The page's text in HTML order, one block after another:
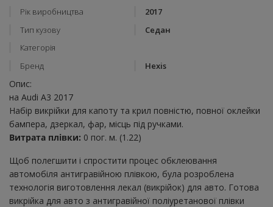
Рік виробництва
2017
Тип кузову
Седан
Категорія
Бренд
Hexis
Опис:
на Audi A3 2017
Набір викрійки для капоту та крил повністю, повної оклейки
бампера, дзеркал, фар, місць під ручками.
Витрата плівки: 0 пог. м. (1.22)
Щоб полегшити і спростити процес обклеювання
автомобіля антигравійною плівкою, була розроблена
технологія виготовлення лекал (викрійок) для авто. Готова
викрійка для авто з антигравійної поліуретанової плівки